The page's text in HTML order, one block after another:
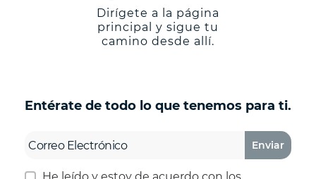
Dirígete a la página
principal y sigue tu
camino desde allí.
Entérate de todo lo que tenemos para ti.
Enviar